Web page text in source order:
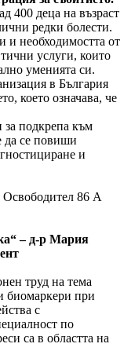
400 деца на възраст
редки болести.
и необходимостта от
услуги, които
уменията си.
в България
което означава, че
за подкрепа към
да се повиши
и
Освободител 86 А
– д-р Мария
труд на тема
биомаркери при
с
по
са в областта на